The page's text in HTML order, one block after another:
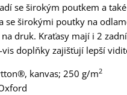
se širokým poutkem a
širokými poutky na
druk. Kraťasy mají i 2
doplňky zajišťují lepší
kanvas; 250 g/m2